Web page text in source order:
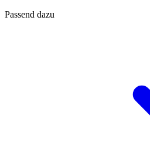
Passend dazu